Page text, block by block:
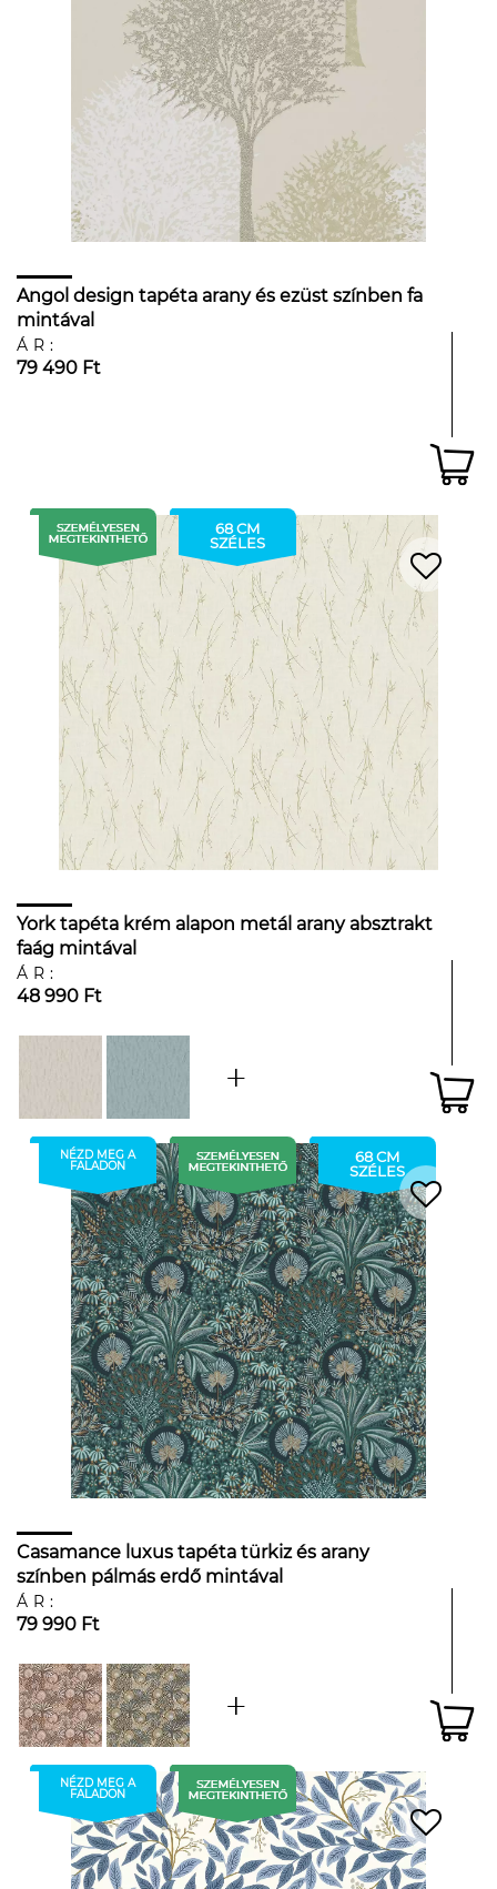
Angol design tapéta arany és ezüst színben fa
mintával
ÁR:
79 490 Ft
68 CM
SZÉLES
York tapéta krém alapon metál arany absztrakt
faág mintával
ÁR:
48 990 Ft
NÉZD MEG A
FALADON
68 CM
SZÉLES
Casamance luxus tapéta türkiz és arany
színben pálmás erdő mintával
ÁR:
79 990 Ft
NÉZD MEG A
FALADON